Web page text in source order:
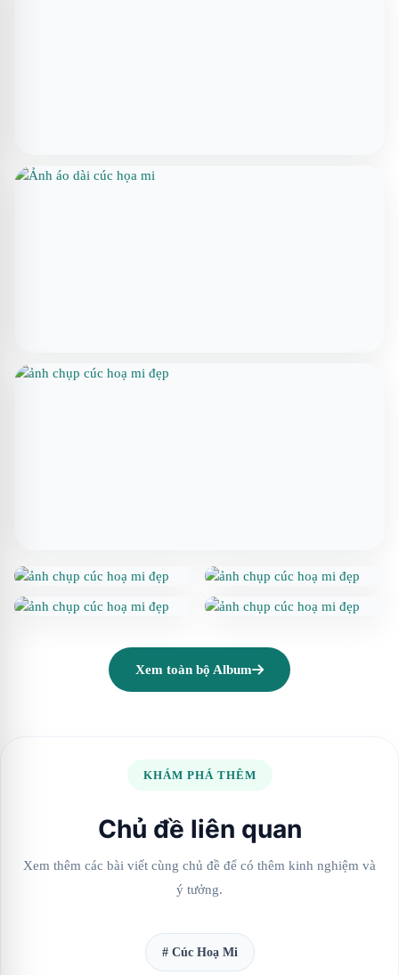
Xem toàn bộ Album
KHÁM PHÁ THÊM
Chủ đề liên quan
Xem thêm các bài viết cùng chủ đề để có thêm kinh nghiệm và
ý tưởng.
# Cúc Hoạ Mi